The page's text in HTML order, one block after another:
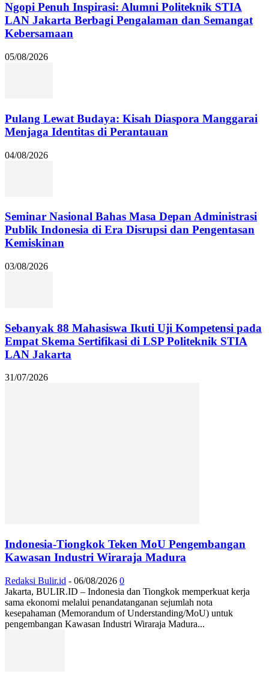
Ngopi Penuh Inspirasi: Alumni Politeknik STIA
LAN Jakarta Berbagi Pengalaman dan Semangat
Kebersamaan
05/08/2026
Pulang Lewat Budaya: Kisah Diaspora Manggarai
Menjaga Identitas di Perantauan
04/08/2026
Seminar Nasional Bahas Masa Depan Administrasi
Publik Indonesia di Era Disrupsi dan Pengentasan
Kemiskinan
03/08/2026
Sebanyak 88 Mahasiswa Ikuti Uji Kompetensi pada
Empat Skema Sertifikasi di LSP Politeknik STIA
LAN Jakarta
31/07/2026
Indonesia-Tiongkok Teken MoU Pengembangan
Kawasan Industri Wiraraja Madura
Redaksi Bulir.id - 06/08/2026 0
Jakarta, BULIR.ID – Indonesia dan Tiongkok memperkuat kerja
sama ekonomi melalui penandatanganan sejumlah nota
kesepahaman (Memorandum of Understanding/MoU) untuk
pengembangan Kawasan Industri Wiraraja Madura...